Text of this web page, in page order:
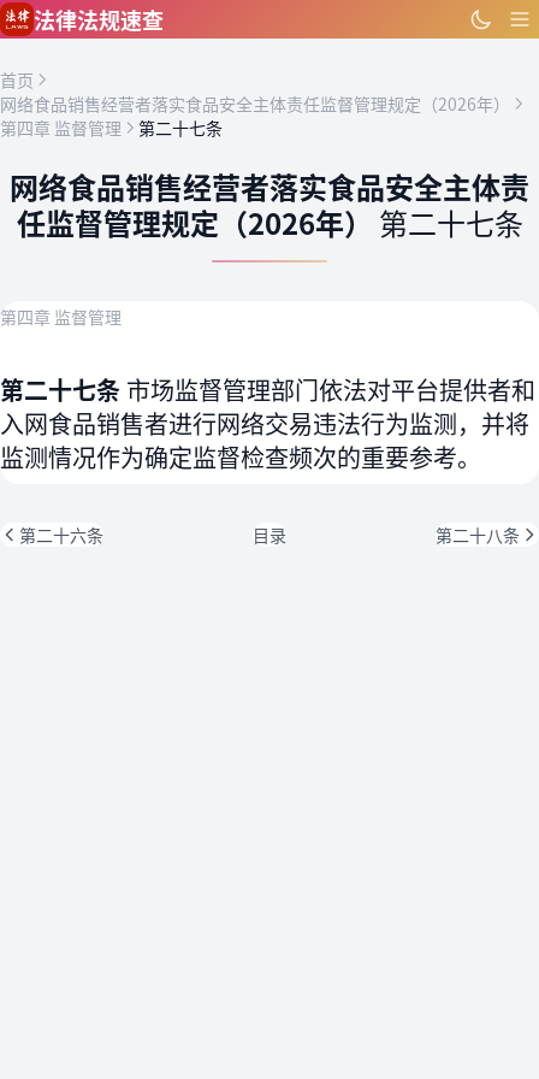
跳到主要内容
法律法规速查
首页
网络食品销售经营者落实食品安全主体责任监督管理规定（2026年）
第四章 监督管理
第二十七条
网络食品销售经营者落实食品安全主体责
任监督管理规定（2026年） 第二十七条
第四章 监督管理
第二十七条 市场监督管理部门依法对平台提供者和
入网食品销售者进行网络交易违法行为监测，并将
监测情况作为确定监督检查频次的重要参考。
第二十六条 目录 第二十八条